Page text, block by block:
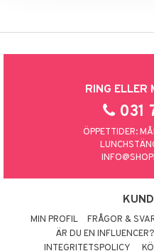
RING ELLER
031
ÖPPETTIDER:
MIN PROFIL FRÅGOR &
ÄR DU EN INFLUENCER?
INTEGRITETSPOLICY